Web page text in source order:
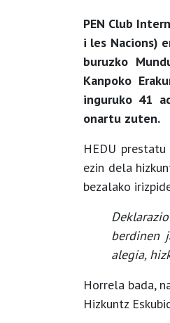
PEN Club
i les Nacions)
buruzko
Kanpoko
inguruko 41
onartu zuten.
HEDU
ezin dela
bezalako
berdinen
alegia,
Horrela bada,
Hizkuntz